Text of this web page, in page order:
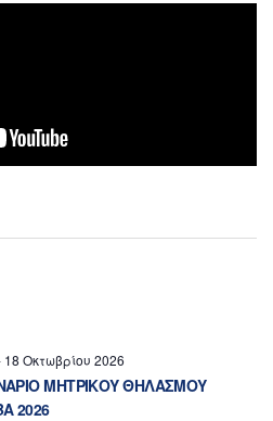
18 Οκτωβρίου 2026
ΜΗΤΡΙΚΟΥ ΘΗΛΑΣΜΟΥ
2026